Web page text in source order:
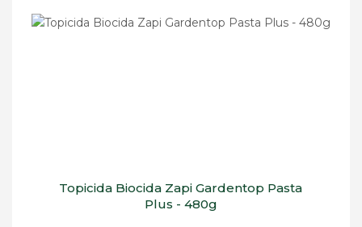
Topicida Biocida Zapi Gardentop Pasta
Plus - 480g